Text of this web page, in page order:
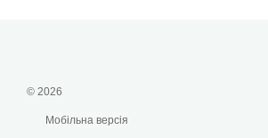
© 2026
Мобільна версія